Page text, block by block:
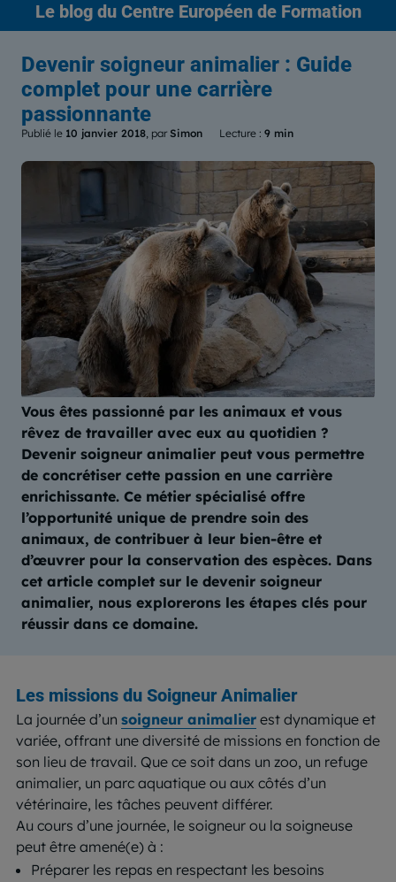
Le blogdu Centre Européen de Formation
Devenir soigneur animalier : Guide
complet pour une carrière
passionnante
Publié le 10 janvier 2018, par Simon Lecture : 9 min
Vous êtes passionné par les animaux et vous
rêvez de travailler avec eux au quotidien ?
Devenir soigneur animalier peut vous permettre
de concrétiser cette passion en une carrière
enrichissante. Ce métier spécialisé offre
l’opportunité unique de prendre soin des
animaux, de contribuer à leur bien-être et
d’œuvrer pour la conservation des espèces. Dans
cet article complet sur le devenir soigneur
animalier, nous explorerons les étapes clés pour
réussir dans ce domaine.
Les missions du Soigneur Animalier
La journée d’un soigneur animalier est dynamique et
variée, offrant une diversité de missions en fonction de
son lieu de travail. Que ce soit dans un zoo, un refuge
animalier, un parc aquatique ou aux côtés d’un
vétérinaire, les tâches peuvent différer.
Au cours d’une journée, le soigneur ou la soigneuse
peut être amené(e) à :
Préparer les repas en respectant les besoins